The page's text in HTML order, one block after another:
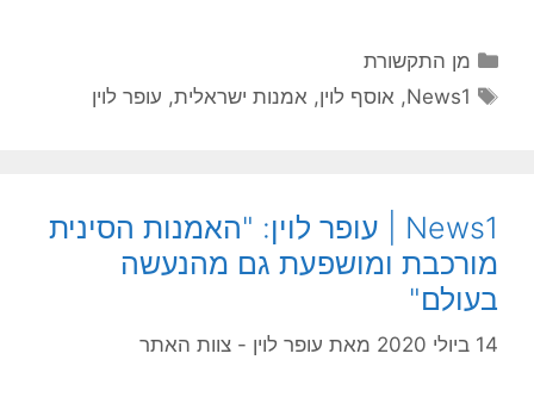
קטגוריות
מן התקשורת
תגיות
News1
, אוסף לוין, אמנות ישראלית, עופר לוין
News1 | עופר לוין: "האמנות הסינית
מורכבת ומושפעת גם מהנעשה
בעולם"
14 ביולי 2020 מאת עופר לוין - צוות האתר